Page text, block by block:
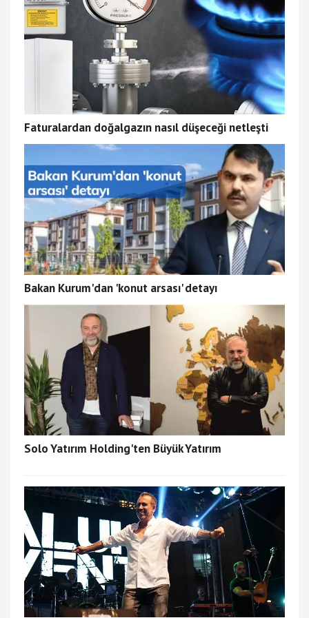
Faturalardan doğalgazın nasıl düşeceği netleşti
Bakan Kurum'dan 'konut arsası' detayı
Solo Yatırım Holding'ten Büyük Yatırım